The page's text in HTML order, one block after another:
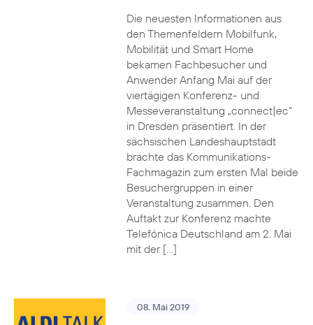
Die neuesten Informationen aus
den Themenfeldern Mobilfunk,
Mobilität und Smart Home
bekamen Fachbesucher und
Anwender Anfang Mai auf der
viertägigen Konferenz- und
Messeveranstaltung „connect|ec“
in Dresden präsentiert. In der
sächsischen Landeshauptstadt
brachte das Kommunikations-
Fachmagazin zum ersten Mal beide
Besuchergruppen in einer
Veranstaltung zusammen. Den
Auftakt zur Konferenz machte
Telefónica Deutschland am 2. Mai
mit der […]
08. Mai 2019